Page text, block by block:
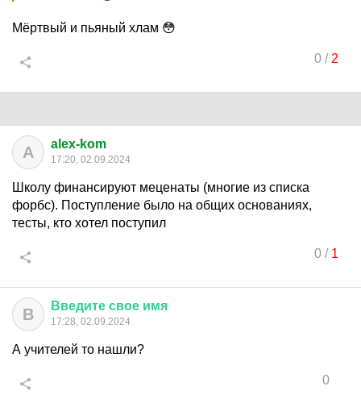
Мёртвый и пьяный хлам 😳
0/ 2
A alex-kom
17:20, 02.09.2024
Школу финансируют меценаты (многие из списка
форбс). Поступление было на общих основаниях,
тесты, кто хотел поступил
0/ 1
В Введите свое имя
17:28, 02.09.2024
А учителей то нашли?
0